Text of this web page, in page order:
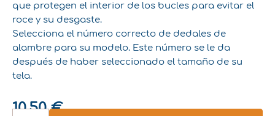
que protegen el interior de los bucles para evitar el
roce y su desgaste.
Selecciona el número correcto de dedales de
alambre para su modelo. Este número se le da
después de haber seleccionado el tamaño de su
tela.
10,50€